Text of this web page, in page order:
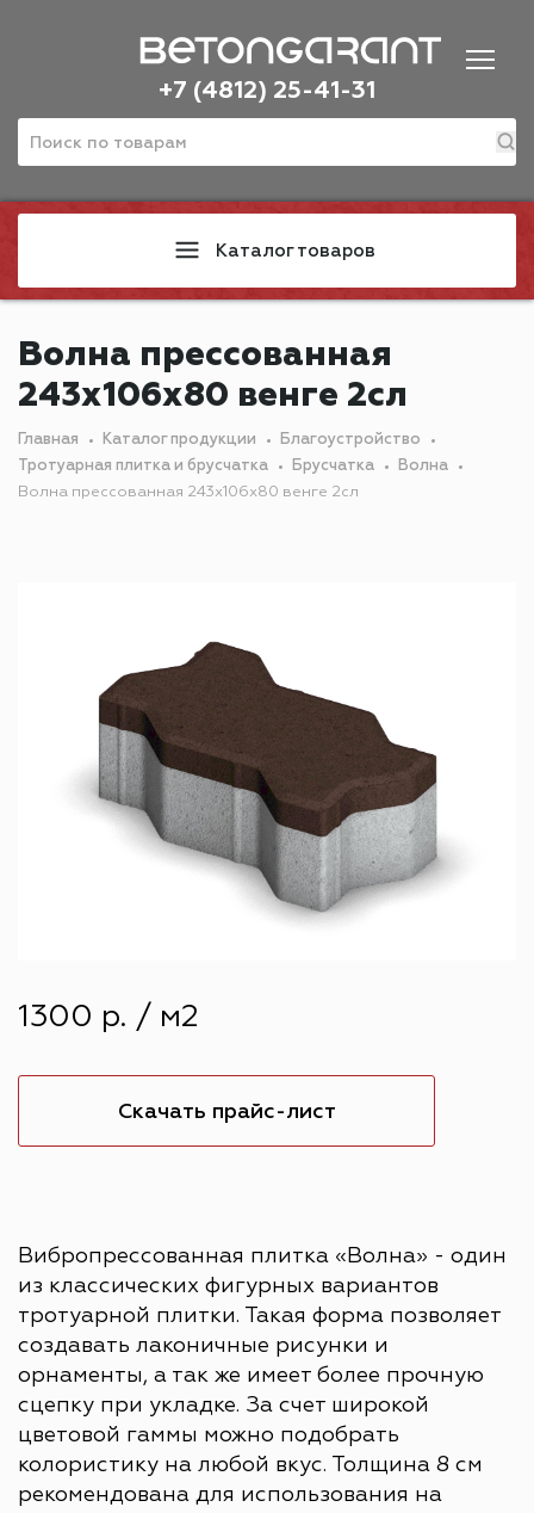
+7 (4812) 25-41-31
Каталог товаров
Волна прессованная
243х106х80 венге 2сл
Главная Каталог продукции
Благоустройство
Тротуарная плитка и брусчатка
Брусчатка
Волна
Волна прессованная 243х106х80 венге 2сл
1300 р. / м2
Скачать прайс-лист
Вибропрессованная плитка «Волна» - один
из классических фигурных вариантов
тротуарной плитки. Такая форма позволяет
создавать лаконичные рисунки и
орнаменты, а так же имеет более прочную
сцепку при укладке. За счет широкой
цветовой гаммы можно подобрать
колористику на любой вкус. Толщина 8 см
рекомендована для использования на